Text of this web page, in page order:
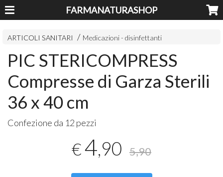
FARMANATURASHOP
ARTICOLI SANITARI Medicazioni - disinfettanti
PIC STERICOMPRESS
Compresse di Garza Sterili
36 x 40 cm
Confezione da 12 pezzi
€4,90 5,90